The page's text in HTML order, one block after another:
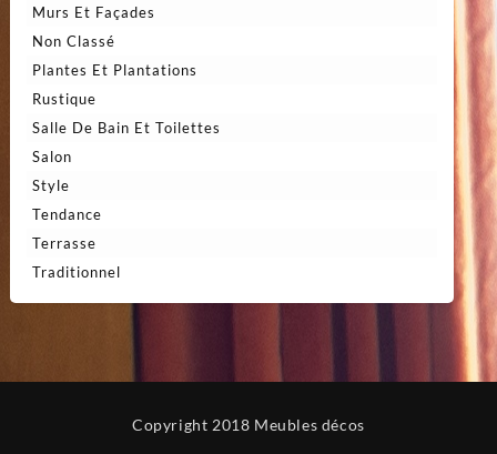
Murs Et Façades
Non Classé
Plantes Et Plantations
Rustique
Salle De Bain Et Toilettes
Salon
Style
Tendance
Terrasse
Traditionnel
Copyright 2018 Meubles décos